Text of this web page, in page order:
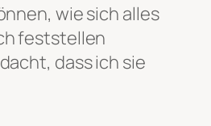
wie sich alles
feststellen
dass ich sie